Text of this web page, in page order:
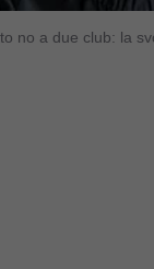
no a due club: la